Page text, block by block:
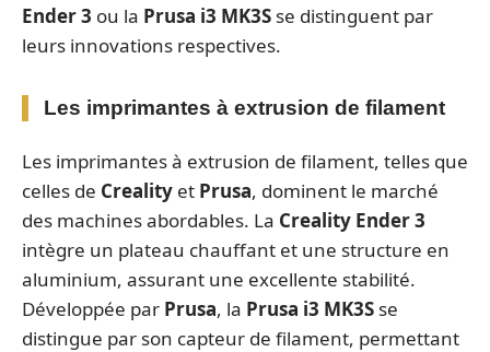
Ender 3 ou la Prusa i3 MK3S se distinguent par
leurs innovations respectives.
Les imprimantes à extrusion de filament
Les imprimantes à extrusion de filament, telles que
celles de Creality et Prusa, dominent le marché
des machines abordables. La Creality Ender 3
intègre un plateau chauffant et une structure en
aluminium, assurant une excellente stabilité.
Développée par Prusa, la Prusa i3 MK3S se
distingue par son capteur de filament, permettant